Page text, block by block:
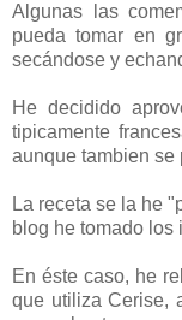
Algunas las
pueda tomar en
secándose y
He decidido
tipicamente
aunque tambien se
La receta se la he
blog he tomado los
En éste caso, he
que utiliza Cerise,